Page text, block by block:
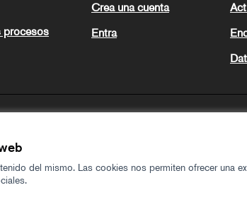
del mismo. Las cookies nos permiten ofrecer una
procesos
Crea una cuenta
Entra